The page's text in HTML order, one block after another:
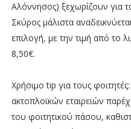
Αλόννησος) ξεχωρίζουν για
Σκύρος μάλιστα
επιλογή, με την τιμή από το
8,50€.
Χρήσιμο tip για τους
ακτοπλοϊκών εταιρειών
του φοιτητικού πάσου,